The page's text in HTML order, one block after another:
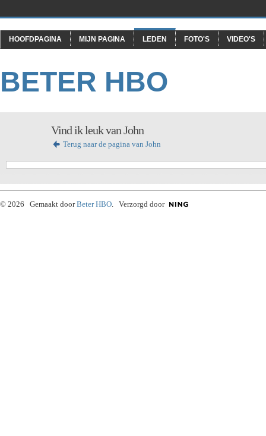
HOOFDPAGINA MIJN PAGINA LEDEN FOTO'S VIDEO'S
BETER HBO
Vind ik leuk van John
Terug naar de pagina van John
© 2026 Gemaakt doorBeter HBO. Verzorgd door